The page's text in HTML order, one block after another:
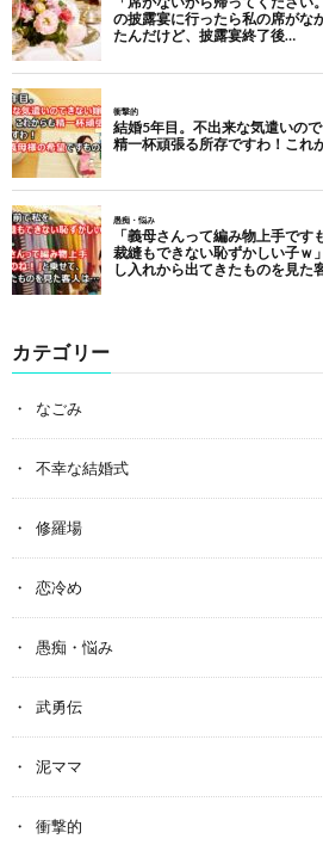
カテゴリー
なごみ
不幸な結婚式
修羅場
恋冷め
愚痴・悩み
武勇伝
泥ママ
衝撃的